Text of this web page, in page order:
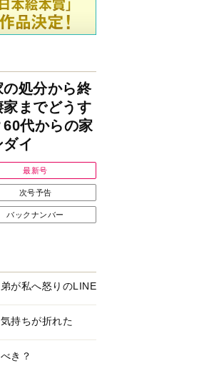
の処分から終
家までどうす
60代からの家
ダイ
最新号
次号予告
バックナンバー
が私へ怒りのLINE
持ちが折れた
き？